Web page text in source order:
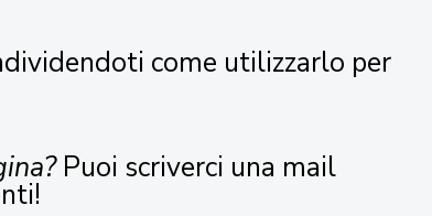
come utilizzarlo per
Puoi scriverci una mail